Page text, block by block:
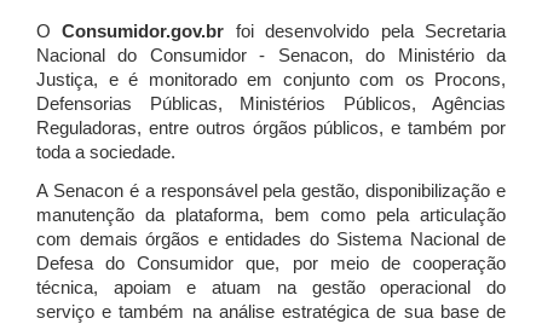
OConsumidor.gov.br
foi desenvolvido pela Secretaria
Nacional do Consumidor - Senacon, do Ministério da
Justiça, e é monitorado em conjunto com os Procons,
Defensorias Públicas, Ministérios Públicos, Agências
Reguladoras, entre outros órgãos públicos, e também por
toda a sociedade.
A Senacon é a responsável pela gestão, disponibilização e
manutenção da plataforma, bem como pela articulação
com demais órgãos e entidades do Sistema Nacional de
Defesa do Consumidor que, por meio de cooperação
técnica, apoiam e atuam na gestão operacional do
serviço e também na análise estratégica de sua base de